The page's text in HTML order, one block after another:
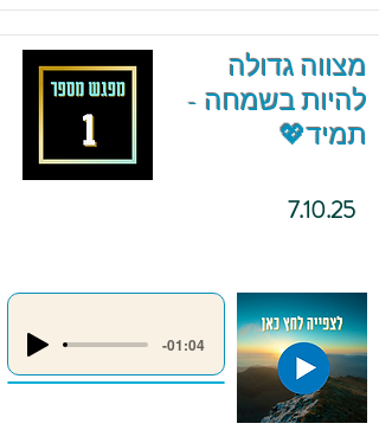
מצווה גדולה
להיות בשמחה -
תמיד💖
7.10.25
-01:04